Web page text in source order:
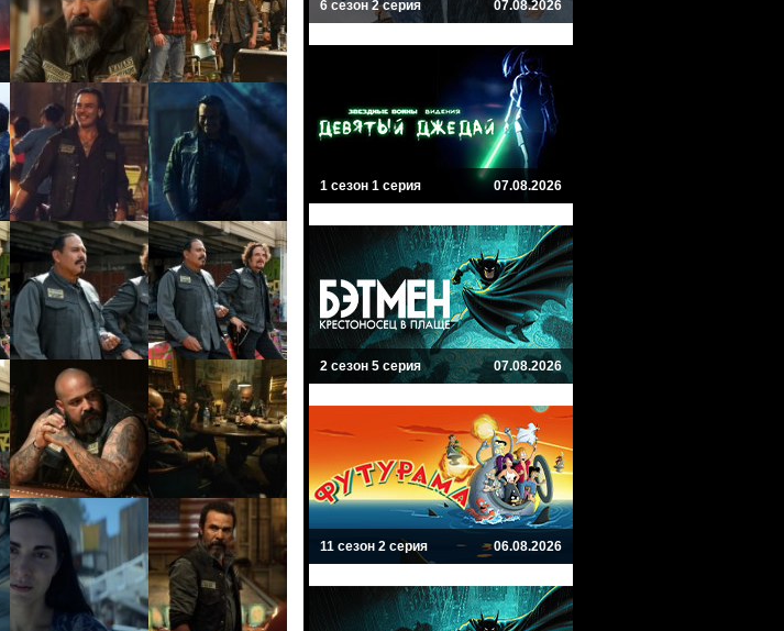
6 сезон 2 серия 07.08.2026
1 сезон 1 серия 07.08.2026
2 сезон 5 серия 07.08.2026
11 сезон 2 серия 06.08.2026